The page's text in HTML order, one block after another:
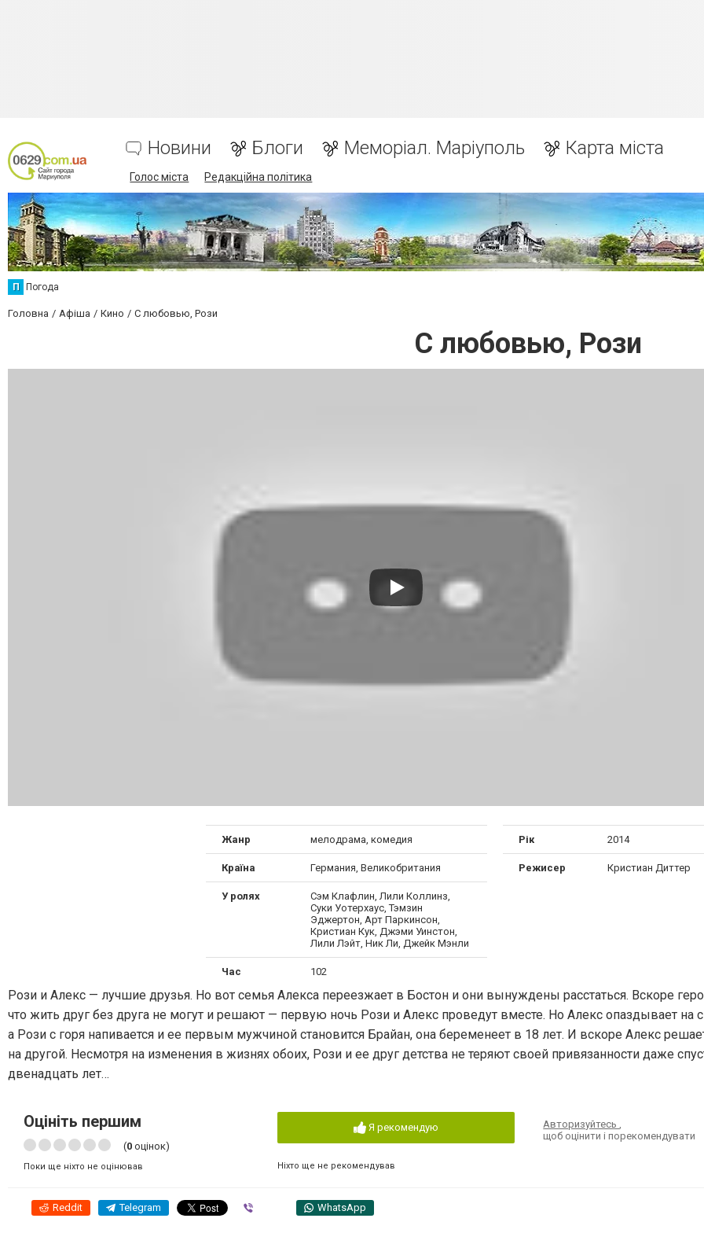
Новини Блоги Меморіал. Маріуполь Карта міста
Голос міста Редакційна політика
П Погода
Головна Афіша Кино С любовью, Рози
С любовью, Рози
Жанр мелодрама, комедия
Країна Германия, Великобритания
У ролях
Сэм Клафлин, Лили Коллинз,
Суки Уотерхаус, Тэмзин
Эджертон, Арт Паркинсон,
Кристиан Кук, Джэми Уинстон,
Лили Лэйт, Ник Ли, Джейк Мэнли
Рік 2014
Режисер Кристиан Диттер
Час 102
Рози и Алекс — лучшие друзья. Но вот семья Алекса переезжает в Бостон и они вынуждены расстаться. Вскоре
что жить друг без друга не могут и решают — первую ночь Рози и Алекс проведут вместе. Но Алекс опаздывает на
а Рози с горя напивается и ее первым мужчиной становится Брайан, она беременеет в 18 лет. И вскоре Алекс
на другой. Несмотря на изменения в жизнях обоих, Рози и ее друг детства не теряют своей привязанности даже
двенадцать лет…
Оцініть першим
(0 оцінок)
Поки ще ніхто не оцінював
Я рекомендую
Ніхто ще не рекомендував
Авторизуйтесь
щоб оцінити і порекомендувати
Reddit Telegram WhatsApp